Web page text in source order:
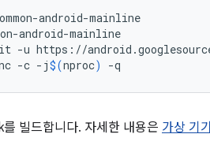
android-mainline
android-mainline
-u https://
-c -j$(nproc) -q
빌드합니다. 자세한 내용은 가상 기